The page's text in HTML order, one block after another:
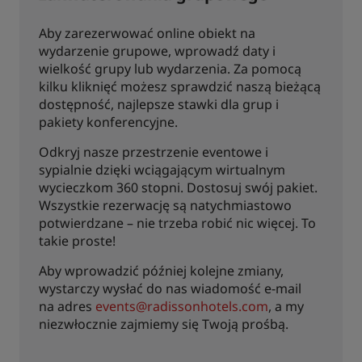
Aby zarezerwować online obiekt na
wydarzenie grupowe, wprowadź daty i
wielkość grupy lub wydarzenia. Za pomocą
kilku kliknięć możesz sprawdzić naszą bieżącą
dostępność, najlepsze stawki dla grup i
pakiety konferencyjne.
Odkryj nasze przestrzenie eventowe i
sypialnie dzięki wciągającym wirtualnym
wycieczkom 360 stopni. Dostosuj swój pakiet.
Wszystkie rezerwację są natychmiastowo
potwierdzane – nie trzeba robić nic więcej. To
takie proste!
Aby wprowadzić później kolejne zmiany,
wystarczy wysłać do nas wiadomość e-mail
na adres events@radissonhotels.com, a my
niezwłocznie zajmiemy się Twoją prośbą.